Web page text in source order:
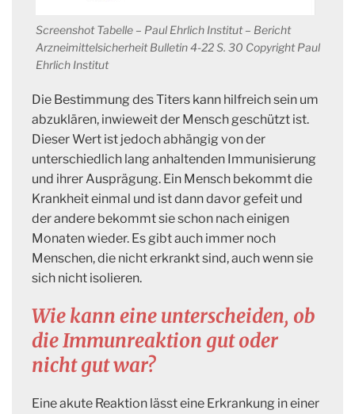
Screenshot Tabelle – Paul Ehrlich Institut – Bericht
Arzneimittelsicherheit Bulletin 4-22 S. 30 Copyright Paul
Ehrlich Institut
Die Bestimmung des Titers kann hilfreich sein um
abzuklären, inwieweit der Mensch geschützt ist.
Dieser Wert ist jedoch abhängig von der
unterschiedlich lang anhaltenden Immunisierung
und ihrer Ausprägung. Ein Mensch bekommt die
Krankheit einmal und ist dann davor gefeit und
der andere bekommt sie schon nach einigen
Monaten wieder. Es gibt auch immer noch
Menschen, die nicht erkrankt sind, auch wenn sie
sich nicht isolieren.
Wie kann eine unterscheiden, ob
die Immunreaktion gut oder
nicht gut war?
Eine akute Reaktion lässt eine Erkrankung in einer